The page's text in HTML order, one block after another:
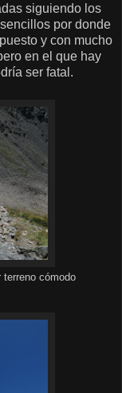
siguiendo los
por donde
y con mucho
en el que hay
ser fatal.
terreno cómodo